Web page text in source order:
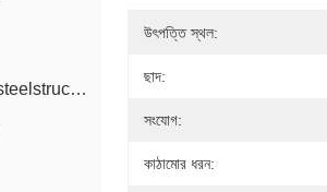
kxdpatrick@chinasteelstructure.cn
উৎপত্তি স্থল:
ছাদ:
সংযোগ:
কাঠামোর ধরন: